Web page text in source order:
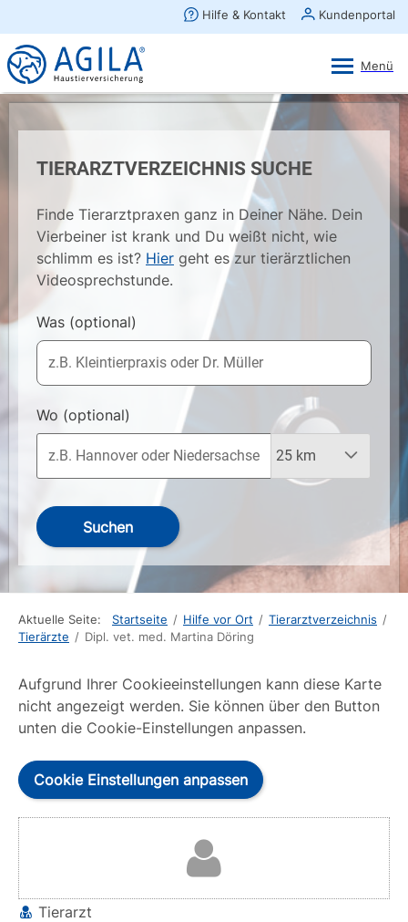
TIERARZTVERZEICHNIS SUCHE
Finde Tierarztpraxen ganz in Deiner Nähe. Dein
Vierbeiner ist krank und Du weißt nicht, wie
schlimm es ist? Hier geht es zur tierärztlichen
Videosprechstunde.
Was (optional)
Wo (optional)
Suchen
Aktuelle Seite: Startseite / Hilfe vor Ort / Tierarztverzeichnis /
Tierärzte / Dipl. vet. med. Martina Döring
Aufgrund Ihrer Cookieeinstellungen kann diese Karte
nicht angezeigt werden. Sie können über den Button
unten die Cookie-Einstellungen anpassen.
Cookie Einstellungen anpassen
Tierarzt
×
AGILA Kunden-App
Gratis - Im Play Store laden
Ansehen